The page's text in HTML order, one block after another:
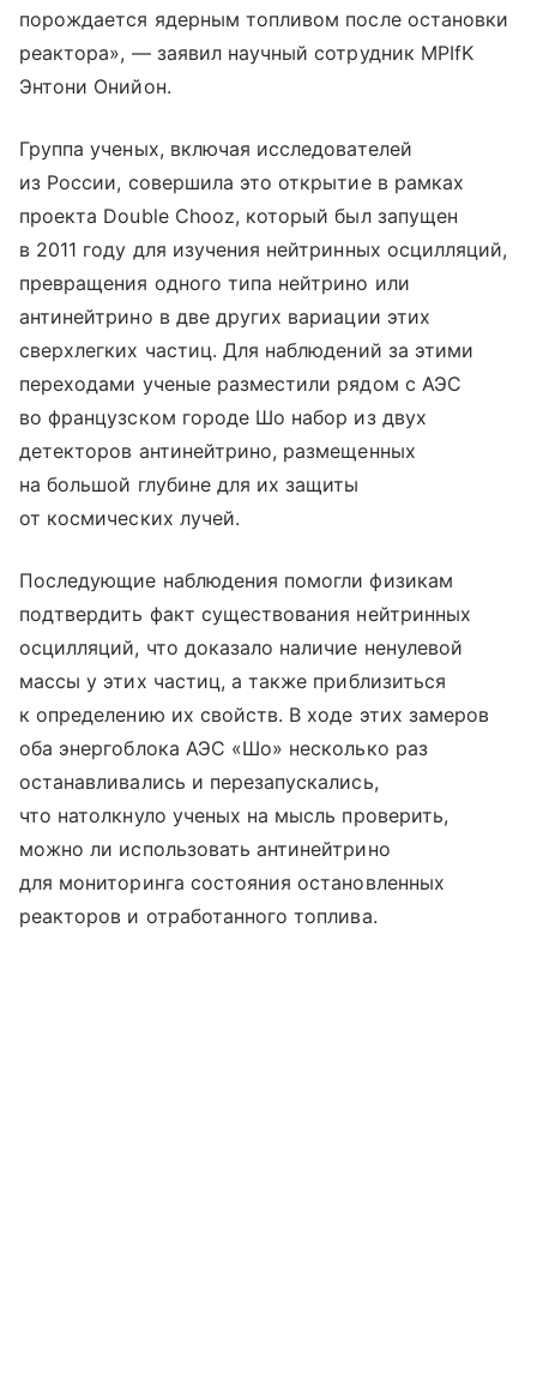
порождается ядерным топливом после остановки
реактора», — заявил научный сотрудник MPIfK
Энтони Онийон.
Группа ученых, включая исследователей
из России, совершила это открытие в рамках
проекта Double Chooz, который был запущен
в 2011 году для изучения нейтринных осцилляций,
превращения одного типа нейтрино или
антинейтрино в две других вариации этих
сверхлегких частиц. Для наблюдений за этими
переходами ученые разместили рядом с АЭС
во французском городе Шо набор из двух
детекторов антинейтрино, размещенных
на большой глубине для их защиты
от космических лучей.
Последующие наблюдения помогли физикам
подтвердить факт существования нейтринных
осцилляций, что доказало наличие ненулевой
массы у этих частиц, а также приблизиться
к определению их свойств. В ходе этих замеров
оба энергоблока АЭС «Шо» несколько раз
останавливались и перезапускались,
что натолкнуло ученых на мысль проверить,
можно ли использовать антинейтрино
для мониторинга состояния остановленных
реакторов и отработанного топлива.